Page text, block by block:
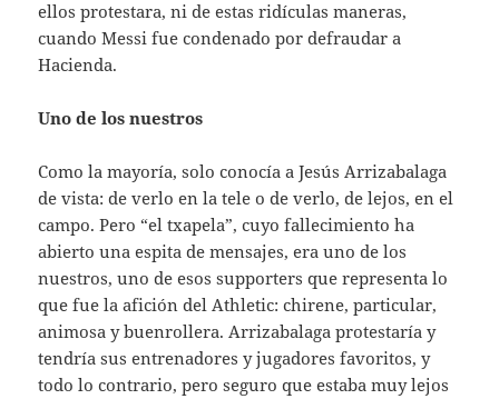
ellos protestara, ni de estas ridículas maneras,
cuando Messi fue condenado por defraudar a
Hacienda.
Uno de los nuestros
Como la mayoría, solo conocía a Jesús Arrizabalaga
de vista: de verlo en la tele o de verlo, de lejos, en el
campo. Pero “el txapela”, cuyo fallecimiento ha
abierto una espita de mensajes, era uno de los
nuestros, uno de esos supporters que representa lo
que fue la afición del Athletic: chirene, particular,
animosa y buenrollera. Arrizabalaga protestaría y
tendría sus entrenadores y jugadores favoritos, y
todo lo contrario, pero seguro que estaba muy lejos